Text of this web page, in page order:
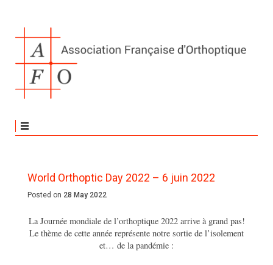
World Orthoptic Day 2022 – 6 juin 2022
Posted on 28 May 2022
La Journée mondiale de l’orthoptique 2022 arrive à grand pas!
Le thème de cette année représente notre sortie de l’isolement
et… de la pandémie :